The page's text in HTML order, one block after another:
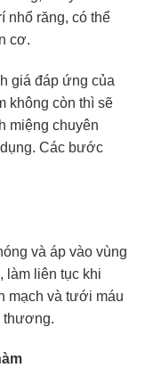
nhổ răng, có thể
cơ.
giá đáp ứng của
không còn thì sẽ
miệng chuyên
Các bước
và áp vào vùng
làm liên tục khi
mạch và tưới máu
thương.